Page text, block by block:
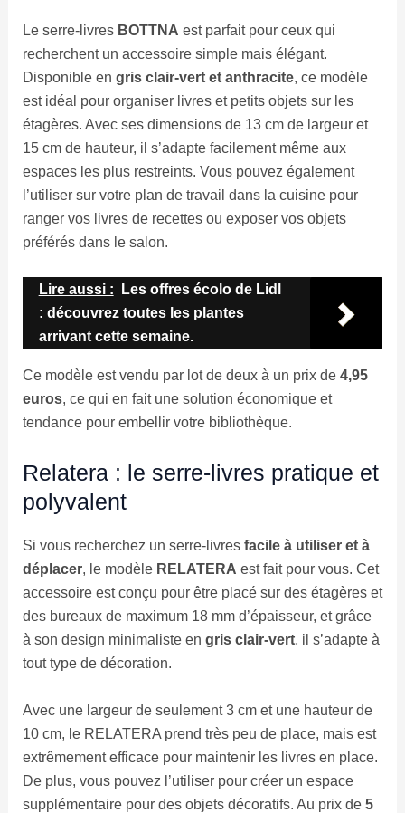
Le serre-livres BOTTNA est parfait pour ceux qui
recherchent un accessoire simple mais élégant.
Disponible en gris clair-vert et anthracite, ce modèle
est idéal pour organiser livres et petits objets sur les
étagères. Avec ses dimensions de 13 cm de largeur et
15 cm de hauteur, il s’adapte facilement même aux
espaces les plus restreints. Vous pouvez également
l’utiliser sur votre plan de travail dans la cuisine pour
ranger vos livres de recettes ou exposer vos objets
préférés dans le salon.
Lire aussi :
Les offres écolo de Lidl
: découvrez toutes les plantes
arrivant cette semaine.
Ce modèle est vendu par lot de deux à un prix de 4,95
euros, ce qui en fait une solution économique et
tendance pour embellir votre bibliothèque.
Relatera : le serre-livres pratique et
polyvalent
Si vous recherchez un serre-livres facile à utiliser et à
déplacer, le modèle RELATERA est fait pour vous. Cet
accessoire est conçu pour être placé sur des étagères et
des bureaux de maximum 18 mm d’épaisseur, et grâce
à son design minimaliste en gris clair-vert, il s’adapte à
tout type de décoration.
Avec une largeur de seulement 3 cm et une hauteur de
10 cm, le RELATERA prend très peu de place, mais est
extrêmement efficace pour maintenir les livres en place.
De plus, vous pouvez l’utiliser pour créer un espace
supplémentaire pour des objets décoratifs. Au prix de 5